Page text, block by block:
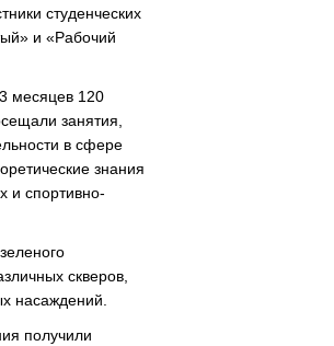
студенческих
и «Рабочий
месяцев 120
занятия,
в сфере
знания
и спортивно-
скверов,
насаждений.
получили